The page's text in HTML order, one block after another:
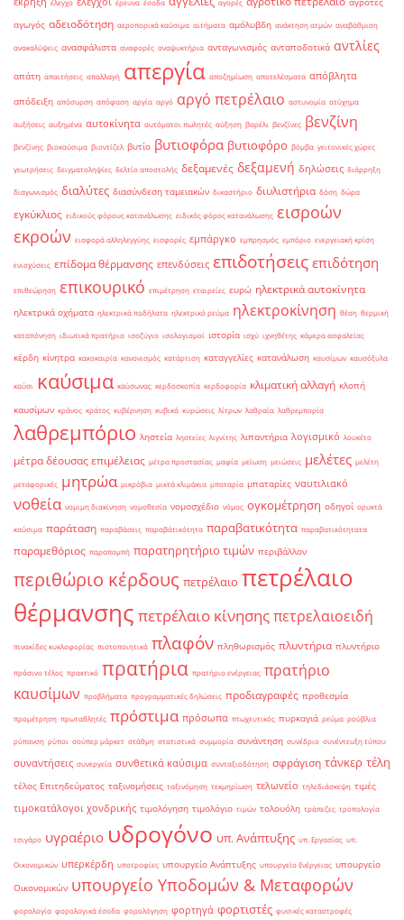
έλεγχο έρευνα έσοδα αγορές
αγωγός αδειοδότηση αεροπορικά καύσιμα αιτήματα αμόλυβδη ανάκτηση ατμών αναβάθμιση
ανακαλύψεις ανασφάλιστα αναφορές αναψυκτήρια ανταγωνισμός ανταποδοτικά αντλίες
απάτη απαιτήσεις απαλλαγή απεργία αποζημίωση αποτελέσματα απόβλητα
απόδειξη απόσυρση απόφαση αργία αργό αργό πετρέλαιο αστυνομία ατύχημα
αυξήσεις αυξημένα αυτοκίνητα αυτόματοι πωλητές αύξηση βαρέλι βενζίνες βενζίνη
βενζίνης βιοκαύσιμα βιοντίζελ βυτίο βυτιοφόρα βυτιοφόρο βόμβα γειτονικές χώρες
γεωτρήσεις δειγματοληψίες δελτίο αποστολής δεξαμενές δεξαμενή δηλώσεις διάρρηξη
διαγωνισμός διαλύτες διασύνδεση ταμειακών δικαστήριο διυλιστήρια δόση δώρα
εγκύκλιος ειδικούς φόρους κατανάλωσης ειδικός φόρος κατανάλωσης εισροών
εκροών εισφορά αλληλεγγύης εισφορές εμπάργκο εμπρησμός εμπόριο ενεργειακή κρίση
ενισχύσεις επίδομα θέρμανσης επενδύσεις επιδοτήσεις επιδότηση
επιθεώρηση επικουρικό επιμέτρηση εταιρείες ευρώ ηλεκτρικά αυτοκίνητα
ηλεκτρικά οχήματα ηλεκτρικά ποδήλατα ηλεκτρικό ρεύμα ηλεκτροκίνηση θέση θερμική
καταπόνηση ιδιωτικά πρατήρια ισοζύγιο ισολογισμοί ιστορία ισχύ ιχνηθέτης κάμερα ασφαλείας
κέρδη κίνητρα κακοκαιρία κανονισμός κατάρτιση καταγγελίες κατανάλωση καυσίμων καυσόξυλα
καύσι καύσιμα καύσωνας κερδοσκοπία κερδοφορία κλιματική αλλαγή κλοπή
καυσίμων κράνος κράτος κυβέρνηση κυβικά κυρώσεις λίτρων λαθραία λαθρεμπορία
λαθρεμπόριο ληστεία ληστείες λιγνίτης λιπαντήρια λογισμικό λουκέτο
μέτρα δέουσας επιμέλειας μέτρα προστασίας μαφία μείωση μειώσεις μελέτες μελέτη
μεταφορικές μητρώα μικρόβια μικτά κλιμάκια μπαταρία μπαταρίες ναυτιλιακό
νοθεία νομιμη διακίνηση νομοθεσία νομοσχέδιο νόμος ογκομέτρηση οδηγοί ορυκτά
καύσιμα παράταση παραβάσεις παραβάτικότητα παραβατικότητα παραβατικότητατα
παραμεθόριος παραπομπή παρατηρητήριο τιμών περιβάλλον
περιθώριο κέρδους πετρέλαιο πετρέλαιο
θέρμανσης πετρέλαιο κίνησηςπετρελαιοειδή
πινακίδες κυκλοφορίας πιστοποιητικά πλαφόν πληθωρισμός πλυντήρια πλυντήριο
πράσινο τέλος πρακτικό πρατήρια πρατήριο ενέργειας πρατήριο
καυσίμων προβλήματα προγραμματικές δηλώσεις προδιαγραφές προθεσμία
προμέτρηση πρωταθλητές πρόστιμα πρόσωπα πτωχευτικός πυρκαγιά ρεύμα ρούβλια
ρύπανση ρύποι σούπερ μάρκετ στάθμη στατιστικά συμμορία συνάντηση συνέδριο συνέντευξη τύπου
συναντήσεις συνεργεία συνθετικά καύσιμα συνταξιοδότηση σφράγιση τάνκερ τέλη
τέλος Επιτηδεύματος ταξινομήσεις ταξινόμηση τεκμηρίωση τελωνείο τηλεδιάσκεψη τιμές
τιμοκατάλογοι χονδρικής τιμολόγηση τιμολόγιο τιμών τολουόλη τράπεζες τροπολογία
τσιγάρο υγραέριο υδρογόνο υπ. Ανάπτυξης υπ. Εργασίας υπ.
Οικονομικών υπερκέρδη υποτροφίες υπουργείο Ανάπτυξης υπουργείο Ενέργειας υπουργείο
Οικονομικών υπουργείο Υποδομών & Μεταφορών
φορολογία φορολογικά έσοδα φορολόγηση φορτηγά φορτιστές φυσικές καταστροφές